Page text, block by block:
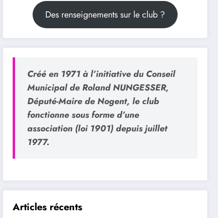
Des renseignements sur le club ?
Créé en 1971 à l’initiative du Conseil
Municipal de Roland NUNGESSER,
Député-Maire de Nogent, le club
fonctionne sous forme d’une
association (loi 1901) depuis juillet
1977.
Articles récents